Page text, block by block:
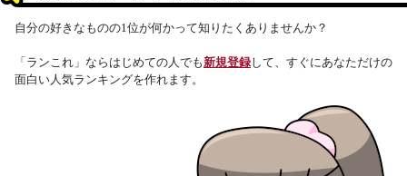
自分の好きなものの1位が何かって知りたくありませんか？
「ランこれ」ならはじめての人でも新規登録して、すぐにあなただけの
面白い人気ランキングを作れます。